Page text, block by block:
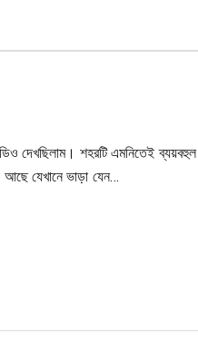
দেখছিলাম। শহরটি এমনিতেই ব্যয়বহুল
যেখানে ভাড়া যেন…